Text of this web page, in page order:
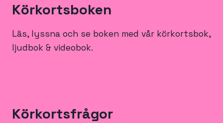
Körkortsboken
Läs, lyssna och se boken med vår körkortsbok,
ljudbok & videobok.
Körkortsfrågor